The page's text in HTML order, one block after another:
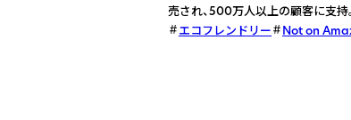
売され、500万人以上の顧客に支持。
エコフレンドリー
Not on